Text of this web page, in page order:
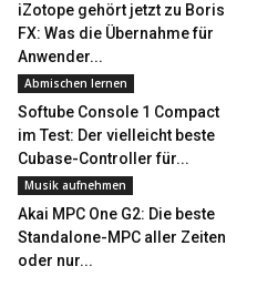
iZotope gehört jetzt zu Boris
FX: Was die Übernahme für
Anwender...
Abmischen lernen
Softube Console 1 Compact
im Test: Der vielleicht beste
Cubase-Controller für...
Musik aufnehmen
Akai MPC One G2: Die beste
Standalone-MPC aller Zeiten
oder nur...